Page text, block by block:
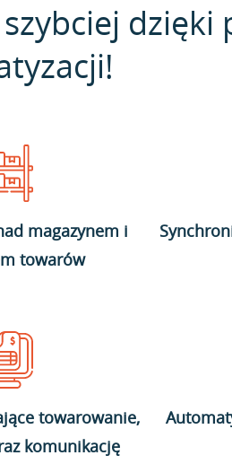
dzięki
magazynem i
towarów
towarowanie,
komunikację